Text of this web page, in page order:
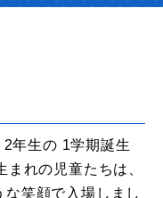
年生の 1学期誕生
れの児童たちは、
笑顔で入場しまし